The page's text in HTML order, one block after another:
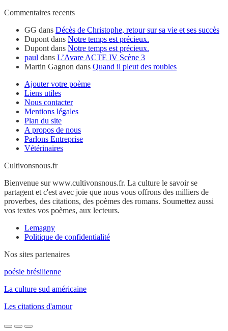
Commentaires recents
GG dans Décès de Christophe, retour sur sa vie et ses succès
Dupont dans Notre temps est précieux.
Dupont dans Notre temps est précieux.
paul dans L’Avare ACTE IV Scène 3
Martin Gagnon dans Quand il pleut des roubles
Ajouter votre poème
Liens utiles
Nous contacter
Mentions légales
Plan du site
A propos de nous
Parlons Entreprise
Vétérinaires
Cultivonsnous.fr
Bienvenue sur www.cultivonsnous.fr. La culture le savoir se
partagent et c'est avec joie que nous vous offrons des milliers de
proverbes, des citations, des poèmes des romans. Soumettez aussi
vos textes vos poèmes, aux lecteurs.
Lemagny
Politique de confidentialité
Nos sites partenaires
poésie brésilienne
La culture sud américaine
Les citations d'amour